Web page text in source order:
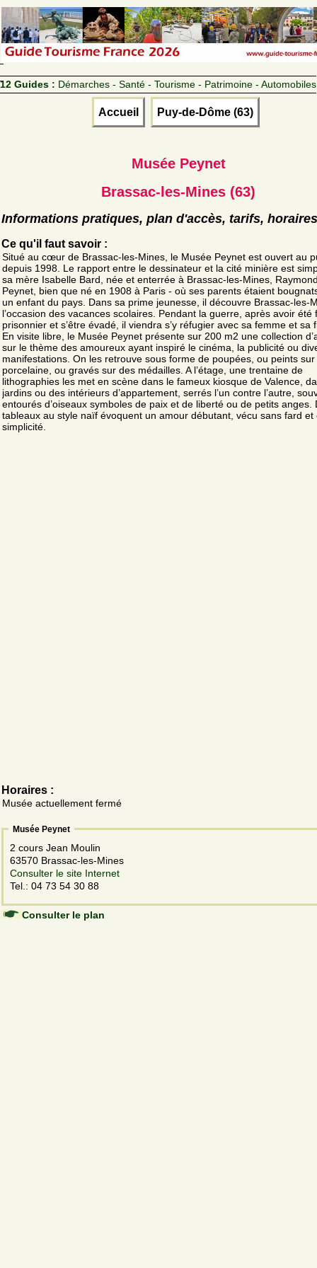
12 Guides : Démarches - Santé - Tourisme - Patrimoine - Automobiles
Accueil Puy-de-Dôme (63)
Musée Peynet
Brassac-les-Mines (63)
Informations pratiques, plan d'accès, tarifs, horaires
Ce qu'il faut savoir :
Situé au cœur de Brassac-les-Mines, le Musée Peynet est ouvert au
depuis 1998. Le rapport entre le dessinateur et la cité minière est
sa mère Isabelle Bard, née et enterrée à Brassac-les-Mines,
Peynet, bien que né en 1908 à Paris - où ses parents étaient
un enfant du pays. Dans sa prime jeunesse, il découvre Brassac-les-
l’occasion des vacances scolaires. Pendant la guerre, après avoir été
prisonnier et s’être évadé, il viendra s’y réfugier avec sa femme et sa
En visite libre, le Musée Peynet présente sur 200 m2 une collection
sur le thème des amoureux ayant inspiré le cinéma, la publicité ou
manifestations. On les retrouve sous forme de poupées, ou peints
porcelaine, ou gravés sur des médailles. A l’étage, une trentaine de
lithographies les met en scène dans le fameux kiosque de Valence,
jardins ou des intérieurs d’appartement, serrés l’un contre l’autre,
entourés d’oiseaux symboles de paix et de liberté ou de petits anges.
tableaux au style naïf évoquent un amour débutant, vécu sans fard et
simplicité.
Horaires :
Musée actuellement fermé
Musée Peynet
2 cours Jean Moulin
63570 Brassac-les-Mines
Consulter le site Internet
Tel.: 04 73 54 30 88
Consulter le plan